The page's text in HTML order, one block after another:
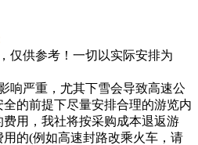
仅供参考！一切以实际安排为
响严重，尤其下雪会导致高速公
的前提下尽量安排合理的游览内
用，我社将按采购成本退返游
的(例如高速封路改乘火车，请